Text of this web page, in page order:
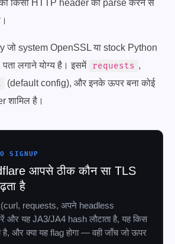
किसी HTTP header को parse करने से
जो system OpenSSL या stock Python
लगाने योग्य है। इसमें requests ,
(default config), और इनके ऊपर बना कोई
शामिल है।
SIGNUP
आपसे ठीक कौन सा TLS
है
requests, अपने headless
और यह JA3/JA4 hash लौटाता है, यह किस
और क्या यह flag होगा — वही जाँच जो ऊपर